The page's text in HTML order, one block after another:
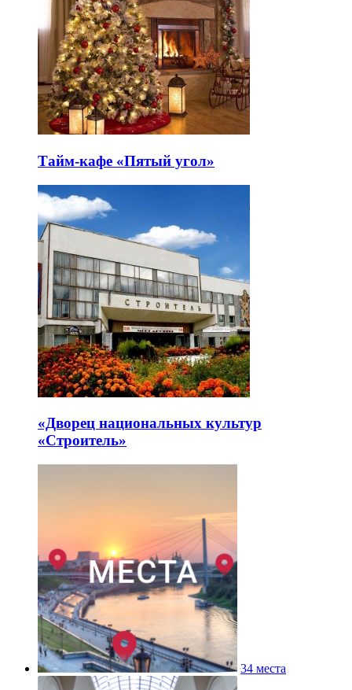
Тайм-кафе «Пятый угол»
«Дворец национальных культур
«Строитель»
34 места